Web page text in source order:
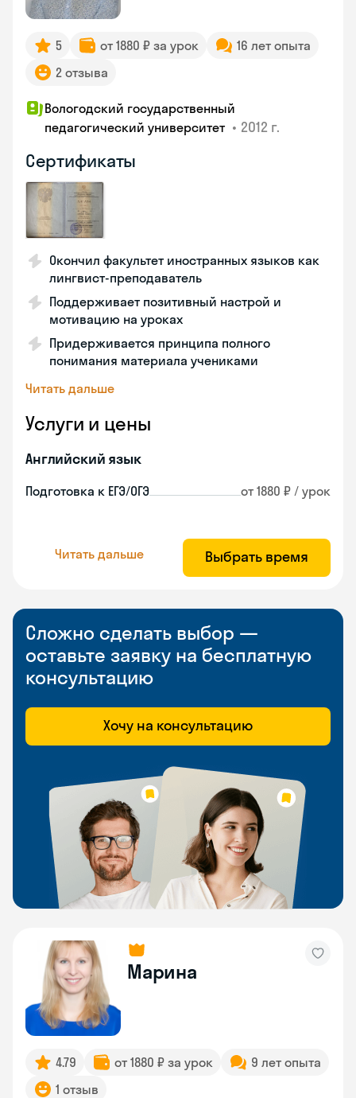
5 от 1880 ₽ за урок
16 лет опыта
2 отзыва
Вологодский государственный
педагогический университет • 2012 г.
Сертификаты
Окончил факультет иностранных языков как
лингвист-преподаватель
Поддерживает позитивный настрой и
мотивацию на уроках
Придерживается принципа полного
понимания материала учениками
Читать дальше
Услуги и цены
Английский язык
Подготовка к ЕГЭ/ОГЭ от 1880 ₽ / урок
Читать дальше Выбрать время
Сложно сделать выбор —
оставьте заявку на бесплатную
консультацию
Хочу на консультацию
Марина
4.79 от 1880 ₽ за урок
9 лет опыта
1 отзыв